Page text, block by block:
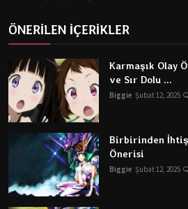
ÖNERİLEN İÇERİKLER
Karmaşık Olay
ve Sır Dolu ...
Biggie Şubat 12, 2025
Birbirinden
Önerisi
Biggie Şubat 12, 2025